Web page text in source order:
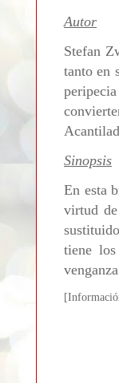
Autor
Stefan
tanto en
Sinopsis
En esta
virtud
tiene
[Informa